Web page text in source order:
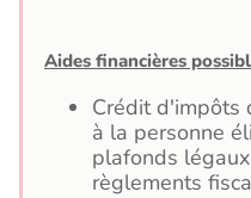
Aides financières
Crédit d'impôts
à la personne
plafonds
règlements